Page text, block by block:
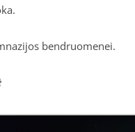
bendruomenei.